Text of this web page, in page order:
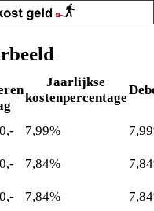
Jaarlijkse
kostenpercentage
7,99%
7,84%
7,84%